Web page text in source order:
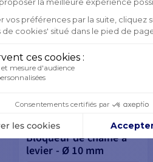
Bloqueur de chaîne à
levier - Ø 10 mm